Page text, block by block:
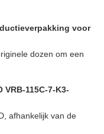
voor
dozen om een
115C-7-K3-
afhankelijk van de